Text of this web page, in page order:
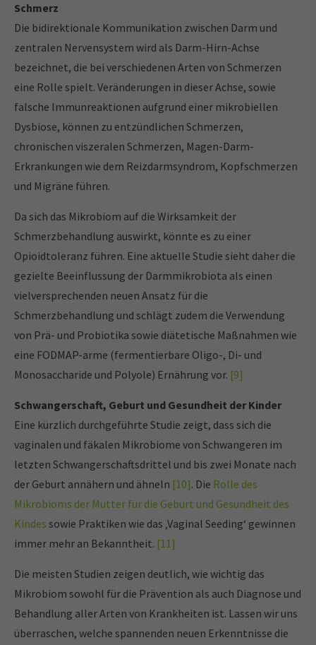
Schmerz
Die bidirektionale Kommunikation zwischen Darm und
zentralen Nervensystem wird als Darm-Hirn-Achse
bezeichnet, die bei verschiedenen Arten von Schmerzen
eine Rolle spielt. Veränderungen in dieser Achse, sowie
falsche Immunreaktionen aufgrund einer mikrobiellen
Dysbiose, können zu entzündlichen Schmerzen,
chronischen viszeralen Schmerzen, Magen-Darm-
Erkrankungen wie dem Reizdarmsyndrom, Kopfschmerzen
und Migräne führen.
Da sich das Mikrobiom auf die Wirksamkeit der
Schmerzbehandlung auswirkt, könnte es zu einer
Opioidtoleranz führen. Eine aktuelle Studie sieht daher die
gezielte Beeinflussung der Darmmikrobiota als einen
vielversprechenden neuen Ansatz für die
Schmerzbehandlung und schlägt zudem die Verwendung
von Prä- und Probiotika sowie diätetische Maßnahmen wie
eine FODMAP-arme (fermentierbare Oligo-, Di- und
Monosaccharide und Polyole) Ernährung vor. [9]
Schwangerschaft, Geburt und Gesundheit der Kinder
Eine kürzlich durchgeführte Studie zeigt, dass sich die
vaginalen und fäkalen Mikrobiome von Schwangeren im
letzten Schwangerschaftsdrittel und bis zwei Monate nach
der Geburt annähern und ähneln [10]. Die Rolle des
Mikrobioms der Mutter für die Geburt und Gesundheit des
Kindes sowie Praktiken wie das ‚Vaginal Seeding‘ gewinnen
immer mehr an Bekanntheit. [11]
Die meisten Studien zeigen deutlich, wie wichtig das
Mikrobiom sowohl für die Prävention als auch Diagnose und
Behandlung aller Arten von Krankheiten ist. Lassen wir uns
überraschen, welche spannenden neuen Erkenntnisse die